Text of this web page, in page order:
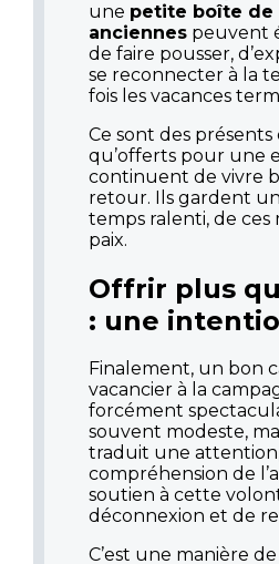
une petite boîte de
anciennes peuvent
de faire pousser,
se reconnecter à la
fois les vacances
Ce sont des présents
qu’offerts pour une
continuent de vivre
retour. Ils gardent
temps ralenti, de ces
paix.
Offrir plus
: une
Finalement, un bon
vacancier à la
forcément
souvent modeste,
traduit une
compréhension de
soutien à cette
déconnexion et de
C’est une manière